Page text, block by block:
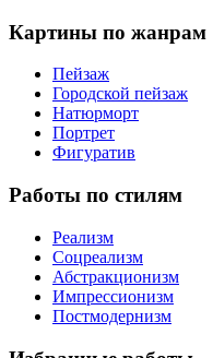
Картины по жанрам
Пейзаж
Городской пейзаж
Натюрморт
Портрет
Фигуратив
Работы по стилям
Реализм
Соцреализм
Абстракционизм
Импрессионизм
Постмодернизм